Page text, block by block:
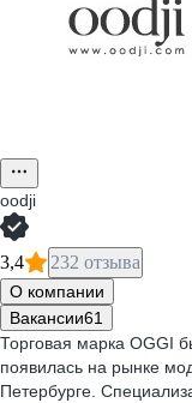
oodji
3,4 232 отзыва
О компании
Вакансии61
Торговая марка OGGI
появилась на рынке
Петербурге.